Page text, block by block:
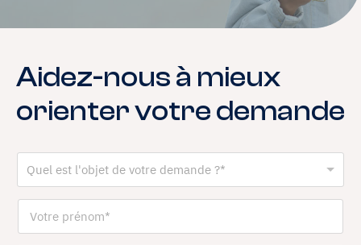
Rechercher :
Aidez-nous à mieux
orienter votre demande
Quel est l'objet de votre demande ?*